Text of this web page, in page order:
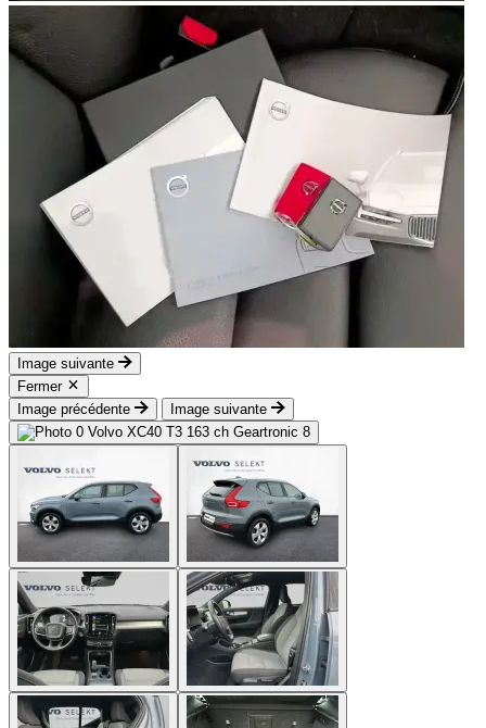
Image suivante
Fermer
Image précédente
Image suivante